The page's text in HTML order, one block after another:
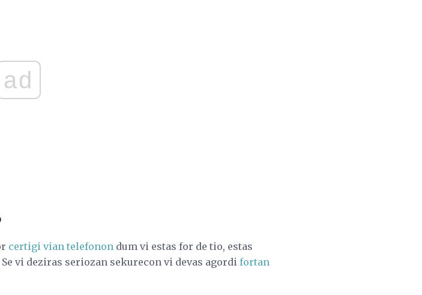
ad
certigi vian telefonon dum vi estas for de tio, estas
vi deziras seriozan sekurecon vi devas agordi fortan